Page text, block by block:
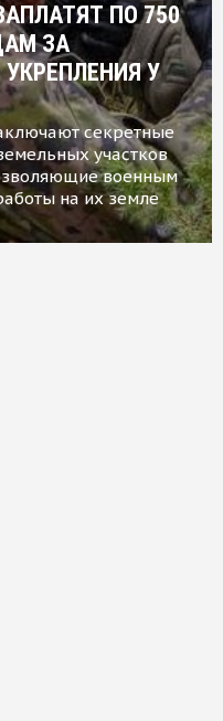
ПО 750
ЗА
У
секретные
участков
военным
на их земле